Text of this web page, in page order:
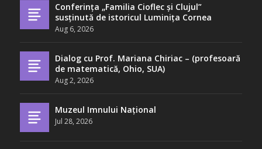
Conferința „Familia Cioflec și Clujul”
susținută de istoricul Luminița Cornea
Aug 6, 2026
Dialog cu Prof. Mariana Chiriac – (profesoară
de matematică, Ohio, SUA)
Aug 2, 2026
Muzeul Imnului Național
Jul 28, 2026